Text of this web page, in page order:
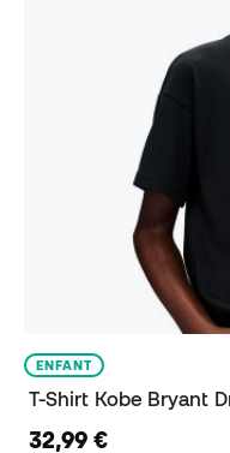
ENFANT
T-Shirt Kobe Bryant
32,99 €